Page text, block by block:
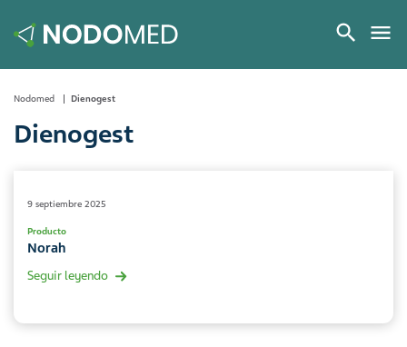
Nodomed Dienogest
Dienogest
9 septiembre 2025
Producto
Norah
Seguir leyendo